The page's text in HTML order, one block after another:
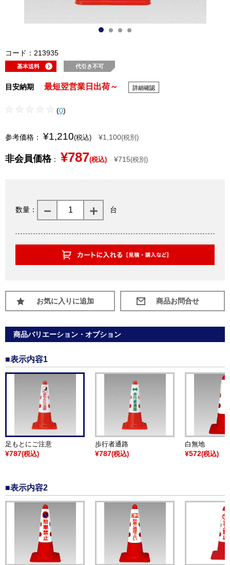
コード：213935
基本送料 代引き不可
目安納期 最短翌営業日出荷～ 詳細確認
(0)
参考価格： ¥1,210(税込) ¥1,100(税別)
非会員価格： ¥787(税込) ¥715(税別)
数量： 台
お気に入りに追加
商品バリエーション・オプション
■表示内容1
足もとにご注意
¥787(税込)
歩行者通路
¥787(税込)
白無地
¥572(税込)
■表示内容2